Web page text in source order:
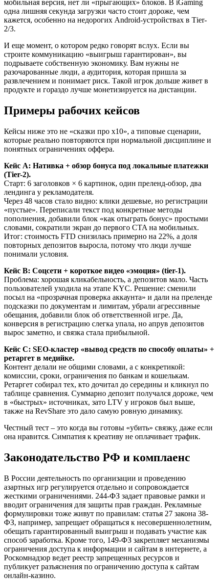
мобильная версия, нет ли «прыгающих» блоков. В iGaming
одна лишняя секунда загрузки часто стоит дороже, чем
кажется, особенно на недорогих Android-устройствах в Тier-
2/3.
И еще момент, о котором редко говорят вслух. Если вы
строите коммуникацию «выигрыш гарантирован», вы
подрываете собственную экономику. Вам нужны не
разочарованные люди, а аудитория, которая пришла за
развлечением и понимает риск. Такой игрок дольше живет в
продукте и гораздо лучше монетизируется на дистанции.
Примеры рабочих кейсов
Кейсы ниже это не «сказки про x10», а типовые сценарии,
которые реально повторяются при нормальной дисциплине и
понятных ограничениях оффера.
Кейс A: Нативка + обзор бонуса под локальные платежки
(Тier-2).
Старт: 6 заголовков × 6 картинок, один преленд-обзор, два
лендинга у рекламодателя.
Через 48 часов стало видно: клики дешевые, но регистрации
«пустые». Переписали текст под конкретные методы
пополнения, добавили блок «как отыграть бонус» простыми
словами, сократили экран до первого CTA на мобильных.
Итог: стоимость FTD снизилась примерно на 22%, а доля
повторных депозитов выросла, потому что люди лучше
понимали условия.
Кейс B: Соцсети + короткое видео «эмоция» (tier-1).
Проблема: хорошая кликабельность, а депозитов мало. Часть
пользователей уходила на этапе KYC. Решение: сменили
посыл на «прозрачная проверка аккаунта» и дали на преленде
подсказки по документам и лимитам, убрали агрессивные
обещания, добавили блок об ответственной игре. Да,
конверсия в регистрацию слегка упала, но апрув депозитов
вырос заметно, и связка стала прибыльной.
Кейс C: SEO-кластер «вывод средств по способу оплаты» +
ретаргет в медийке.
Контент делали не общими словами, а с конкретикой:
комиссии, сроки, ограничения по банкам и кошелькам.
Ретаргет собирал тех, кто дочитал до середины и кликнул по
таблице сравнения. Суммарно депозит получался дороже, чем
в «быстрых» источниках, зато LTV у игроков был выше,
также на RevShare это дало самую ровную динамику.
Честный тест – это когда вы готовы «убить» связку, даже если
она нравится. Симпатия к креативу не оплачивает трафик.
Законодательство РФ и комплаенс
В России деятельность по организации и проведению
азартных игр регулируется отдельно и сопровождается
жесткими ограничениями. 244-ФЗ задает правовые рамки и
вводит ограничения для защиты прав граждан. Рекламные
формулировки тоже живут по правилам: статья 27 закона 38-
ФЗ, например, запрещает обращаться к несовершеннолетним,
обещать гарантированный выигрыш и подавать участие как
способ заработка. Кроме того, 149-ФЗ закрепляет механизмы
ограничения доступа к информации и сайтам в интернете, а
Роскомнадзор ведет реестр запрещенных ресурсов и
публикует разъяснения по ограничению доступа к сайтам
онлайн-казино.